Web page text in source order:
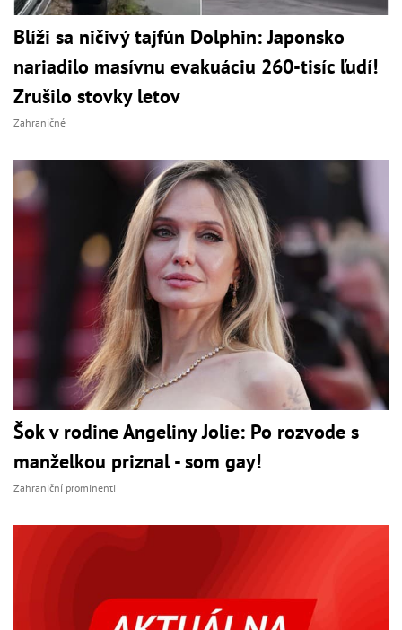
Blíži sa ničivý tajfún Dolphin: Japonsko
nariadilo masívnu evakuáciu 260-tisíc ľudí!
Zrušilo stovky letov
Zahraničné
Šok v rodine Angeliny Jolie: Po rozvode s
manželkou priznal - som gay!
Zahraniční prominenti